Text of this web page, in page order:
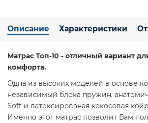
Описание Характеристики
Матрас Топ-10 - отличный вариант
комфорта.
Одна из высоких моделей в основе
независимый блока пружин,
Soft и латексированая кокосовая
Именно этот матрас позволит Вам